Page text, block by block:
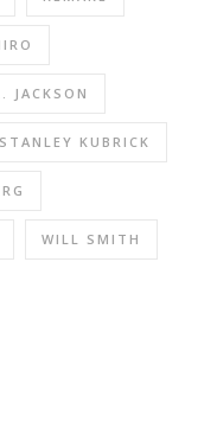
JACKSON
STANLEY KUBRICK
WILL SMITH